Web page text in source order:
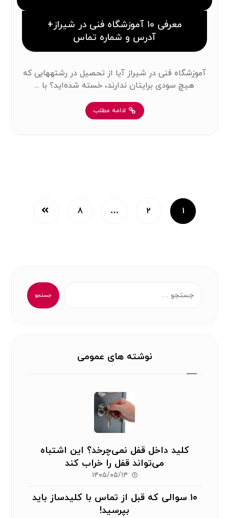
معرفی ۱۰ آموزشگاه فنی در شیراز+
آدرس و شماره تماس
آموزشگاه فنی در شیراز آیا از تحصیل در رشته‎هایی که
هیچ سودی برایتان ندارند، خسته شده‌اید؟ با ...
ادامه مطلب
۱ ۲ … ۸
جستجو
نوشته های عمومی
کلید داخل قفل نمی‌چرخد؟ این اشتباه
می‌تواند قفل را خراب کند
۱۴۰۵/۰۵/۱۴
۱۰ سوالی که قبل از تماس با کلیدساز باید
بپرسید!